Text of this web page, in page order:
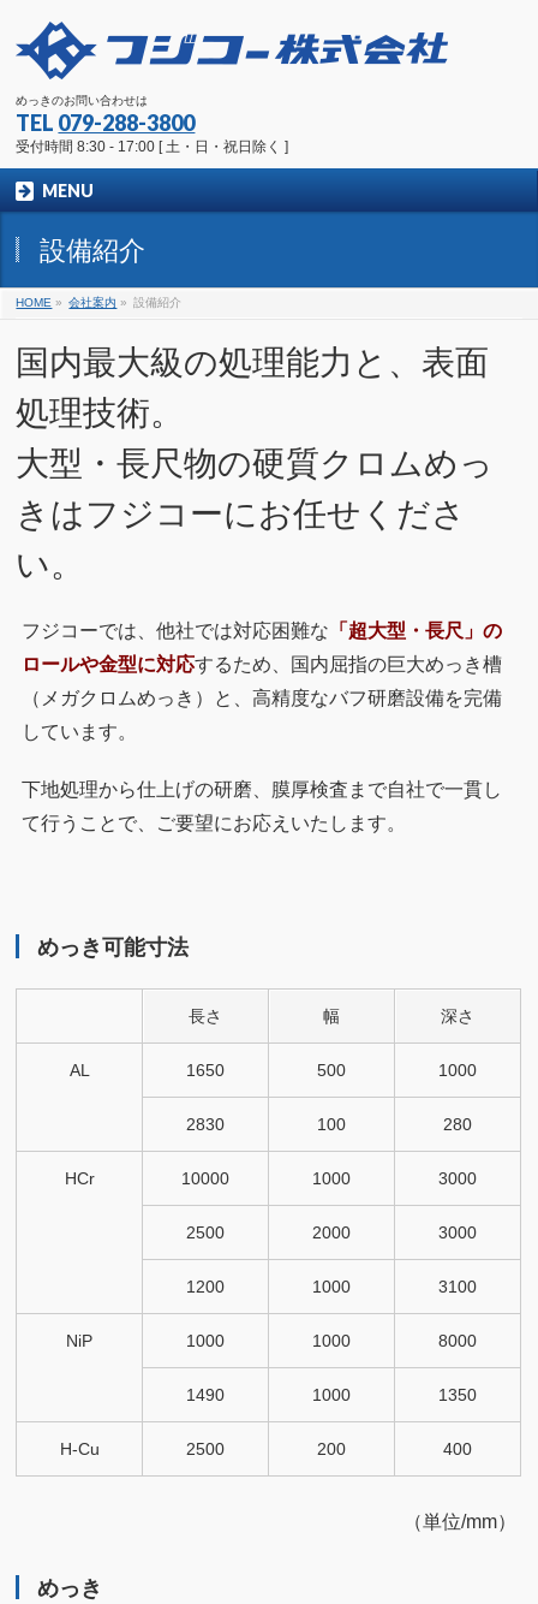
めっきのお問い合わせは
TEL 079-288-3800
受付時間 8:30 - 17:00 [ 土・日・祝日除く ]
MENU
設備紹介
HOME » 会社案内 » 設備紹介
国内最大級の処理能力と、表面
処理技術。
大型・長尺物の硬質クロムめっ
きはフジコーにお任せくださ
い。
フジコーでは、他社では対応困難な 「超大型・長尺」の
ロールや金型に対応するため、国内屈指の巨大めっき槽
（メガクロムめっき）と、高精度なバフ研磨設備を完備
しています。
下地処理から仕上げの研磨、膜厚検査まで自社で一貫し
て行うことで、ご要望にお応えいたします。
めっき可能寸法
長さ 幅 深さ
AL 1650 500 1000
2830 100 280
HCr 10000 1000 3000
2500 2000 3000
1200 1000 3100
NiP 1000 1000 8000
1490 1000 1350
H-Cu 2500 200 400
（単位/mm）
めっき